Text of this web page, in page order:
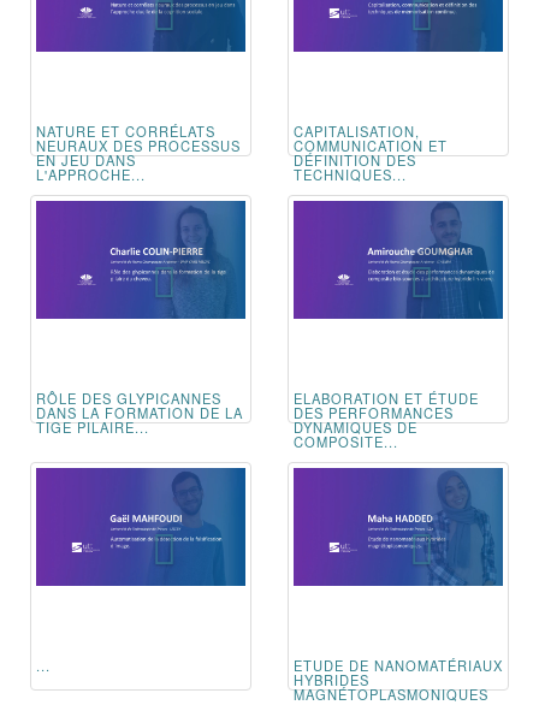
NATURE ET CORRÉLATS
NEURAUX DES PROCESSUS
EN JEU DANS
L'APPROCHE...
CAPITALISATION,
COMMUNICATION ET
DÉFINITION DES
TECHNIQUES...
RÔLE DES GLYPICANNES
DANS LA FORMATION DE LA
TIGE PILAIRE...
ELABORATION ET ÉTUDE
DES PERFORMANCES
DYNAMIQUES DE
COMPOSITE...
... ETUDE DE NANOMATÉRIAUX
HYBRIDES
MAGNÉTOPLASMONIQUES